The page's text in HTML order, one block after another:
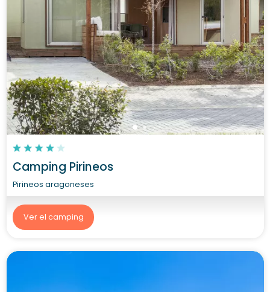
Camping Pirineos
Pirineos aragoneses
Ver el camping